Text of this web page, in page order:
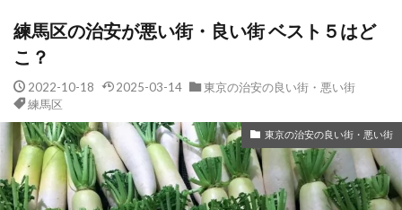
練馬区の治安が悪い街・良い街 ベスト５はど
こ？
2022-10-18 2025-03-14
東京の治安の良い街・悪い街
練馬区
東京の治安の良い街・悪い街